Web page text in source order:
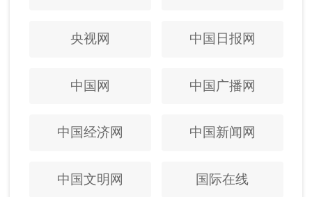
央视网 中国日报网
中国网 中国广播网
中国经济网 中国新闻网
中国文明网 国际在线